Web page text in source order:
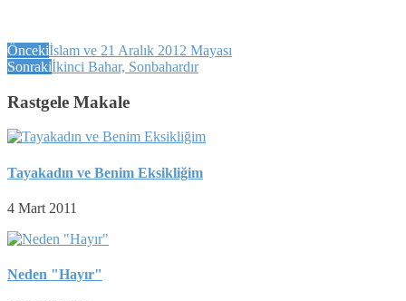
Öncekiİslam ve 21 Aralık 2012 Mayası
Sonrakiİkinci Bahar, Sonbahardır
Rastgele Makale
Tayakadın ve Benim Eksikliğim
4 Mart 2011
Neden "Hayır"